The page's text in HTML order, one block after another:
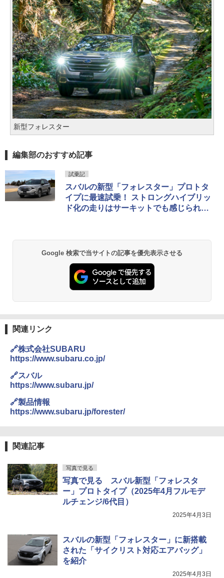
新型フォレスター
編集部のおすすめ記事
試乗記
スバルの新型「フォレスター」プロトタ
イプに最速試乗！ ストロングハイブリッ
ド化の走りはサーキットでも感じられ
Google 検索で当サイトの記事を優先表示させる
関連リンク
🔗株式会社SUBARU
https://www.subaru.co.jp/
🔗スバル
https://www.subaru.jp/
🔗製品情報
https://www.subaru.jp/forester/
関連記事
写真で見る
写真で見る スバル新型「フォレスタ
ー」プロトタイプ（2025年4月フルモデ
ルチェンジ/6代目）
2025年4月3日
スバルの新型「フォレスター」に新搭載
された「サイクリスト対応エアバッグ」
を紹介
2025年4月3日